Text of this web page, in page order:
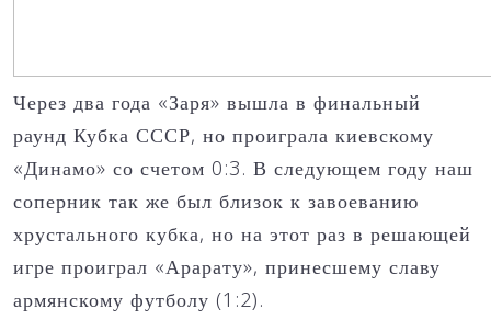
Через два года «Заря» вышла в финальный
раунд Кубка СССР, но проиграла киевскому
«Динамо» со счетом 0:3. В следующем году наш
соперник так же был близок к завоеванию
хрустального кубка, но на этот раз в решающей
игре проиграл «Арарату», принесшему славу
армянскому футболу (1:2).